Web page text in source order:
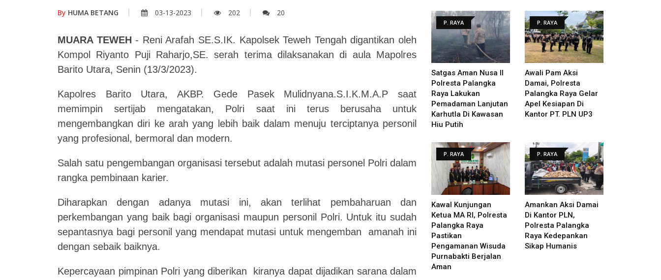
By HUMA BETANG 03-13-2023 202 20
MUARA TEWEH - Reni Arafah SE.S.IK. Kapolsek Teweh Tengah digantikan oleh
Kompol Riyanto Puji Raharjo,SE. serah terima dilaksanakan di aula Mapolres
Barito Utara, Senin (13/3/2023).
Kapolres Barito Utara, AKBP. Gede Pasek Mulidnyana.S.I.K.M.A.P saat
memimpin sertijab mengatakan, Polri saat ini terus berusaha untuk
mengembangkan diri ke arah yang lebih baik dalam menuju terciptanya personil
yang profesional, bermoral dan modern.
Salah satu pengembangan organisasi tersebut adalah mutasi personel Polri dalam
rangka pembinaan karier.
Diharapkan dengan adanya mutasi ini, akan terlihat pembaharuan dan
perkembangan yang baik bagi organisasi maupun personil Polri. Untuk itu sudah
sepantasnya bagi personil yang mendapat mutasi untuk mengemban amanah ini
dengan sebaik baiknya.
Kepercayaan pimpinan Polri yang diberikan kiranya dapat dijadikan sarana dalam
P. RAYA
Satgas Aman Nusa II
Polresta Palangka
Raya Lakukan
Pemadaman Lanjutan
Karhutla Di Kawasan
Hiu Putih
P. RAYA
Awali Pam Aksi
Damai, Polresta
Palangka Raya Gelar
Apel Kesiapan Di
Kantor PT. PLN UP3
P. RAYA
Kawal Kunjungan
Ketua MA RI, Polresta
Palangka Raya
Pastikan
Pengamanan Wisuda
Purnabakti Berjalan
Aman
P. RAYA
Amankan Aksi Damai
Di Kantor PLN,
Polresta Palangka
Raya Kedepankan
Sikap Humanis